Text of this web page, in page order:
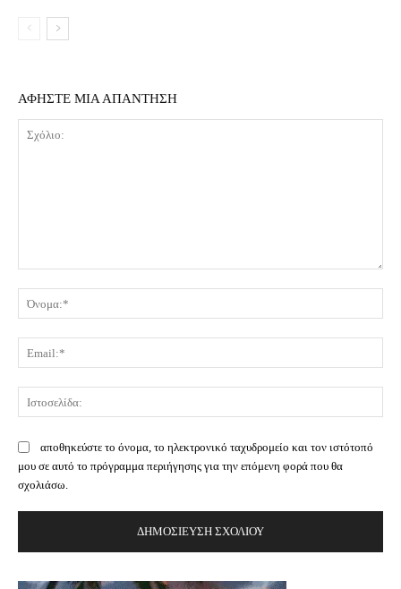
ΑΦΗΣΤΕ ΜΙΑ ΑΠΑΝΤΗΣΗ
αποθηκεύστε το όνομα, το ηλεκτρονικό ταχυδρομείο και τον ιστότοπό
μου σε αυτό το πρόγραμμα περιήγησης για την επόμενη φορά που θα
σχολιάσω.